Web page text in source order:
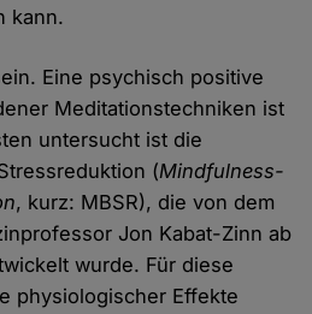
kann.
Eine psychisch positive
Meditationstechniken ist
untersucht ist die
(Mindfulness-
, kurz: MBSR), die von dem
Jon Kabat-Zinn ab
wurde. Für diese
physiologischer Effekte